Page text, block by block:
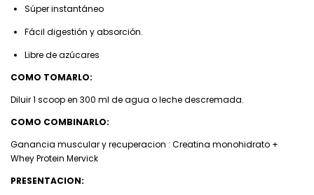
Súper instantáneo
Fácil digestión y absorción.
Libre de azúcares
COMO TOMARLO:
Diluir 1 scoop en 300 ml de agua o leche descremada.
COMO COMBINARLO:
Ganancia muscular y recuperacion : Creatina monohidrato +
Whey Protein Mervick
PRESENTACION: